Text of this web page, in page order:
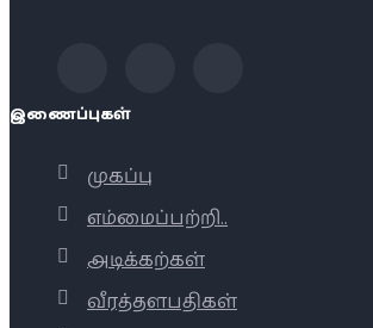
இணைப்புகள்
முகப்பு
எம்மைப்பற்றி..
அடிக்கற்கள்
வீரத்தளபதிகள்